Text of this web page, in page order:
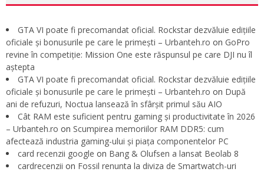
GTA VI poate fi precomandat oficial. Rockstar dezvăluie edițiile
oficiale și bonusurile pe care le primești – Urbanteh.ro on GoPro
revine în competiție: Mission One este răspunsul pe care DJI nu îl
aștepta
GTA VI poate fi precomandat oficial. Rockstar dezvăluie edițiile
oficiale și bonusurile pe care le primești – Urbanteh.ro on După
ani de refuzuri, Noctua lansează în sfârșit primul său AIO
Cât RAM este suficient pentru gaming și productivitate în 2026
– Urbanteh.ro on Scumpirea memoriilor RAM DDR5: cum
afectează industria gaming-ului și piața componentelor PC
card recenzii google on Bang & Olufsen a lansat Beolab 8
cardrecenzii on Fossil renunta la diviza de Smartwatch-uri